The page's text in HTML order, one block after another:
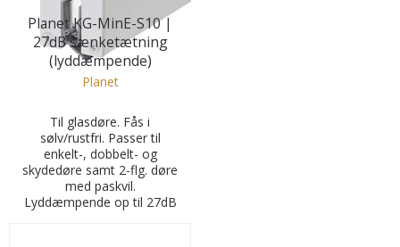
Planet KG-MinE-S10 |
27dB sænketætning
(lyddæmpende)
Planet
Til glasdøre. Fås i
sølv/rustfri. Passer til
enkelt-, dobbelt- og
skydedøre samt 2-flg. døre
med paskvil.
Lyddæmpende op til 27dB